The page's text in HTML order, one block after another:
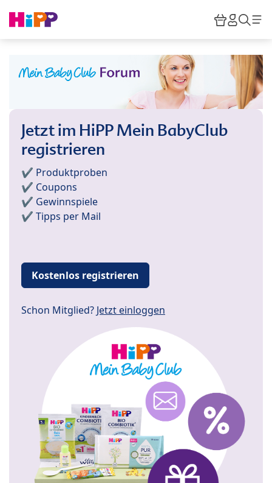
HiPP
Jetzt im HiPP Mein BabyClub
registrieren
✔️ Produktproben
✔️ Coupons
✔️ Gewinnspiele
✔️ Tipps per Mail
Kostenlos registrieren
Schon Mitglied? Jetzt einloggen